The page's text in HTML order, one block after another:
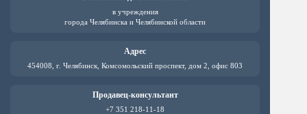
в учреждения
города Челябинска и Челябинской области
Адрес
454008, г. Челябинск, Комсомольский проспект, дом 2, офис 803
Продавец-консультант
+7 351 218-11-18